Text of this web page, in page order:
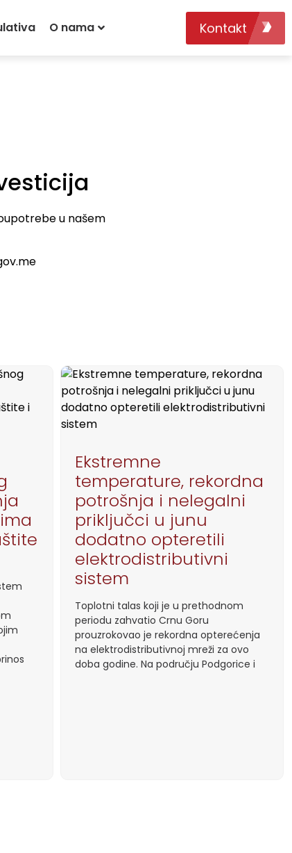
O nama Kontakt
u našem
Ekstremne
temperature, rekordna
potrošnja i nelegalni
priključci u junu
dodatno opteretili
elektrodistributivni
sistem
Toplotni talas koji je u prethodnom
periodu zahvatio Crnu Goru
prouzrokovao je rekordna opterećenja
na elektrodistributivnoj mreži za ovo
doba godine. Na području Podgorice i